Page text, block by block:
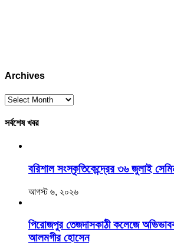
Archives
Archives
সর্বশেষ খবর
বরিশাল সংস্কৃতিকেন্দ্রের ৩৬ জুলাই
আগস্ট ৬, ২০২৬
‎পিরোজপুর তেজদাসকাঠী কলেজে
আলমগীর হোসেন